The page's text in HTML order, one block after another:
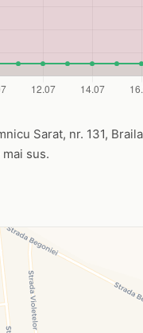
Sarat, nr. 131,
sus.